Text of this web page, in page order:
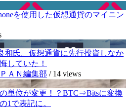
を使用した仮想通貨のマイニン
和氏。仮想通貨に先行投資しなか
していた！
ＡＮ編集部 / 14 views
単位が変更！？BTC⇒Bitsに変換
1で表記に。